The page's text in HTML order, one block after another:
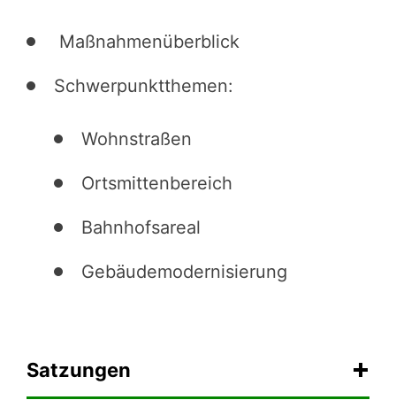
Maßnahmenüberblick
Schwerpunktthemen:
Wohnstraßen
Ortsmittenbereich
Bahnhofsareal
Gebäudemodernisierung
Satzungen